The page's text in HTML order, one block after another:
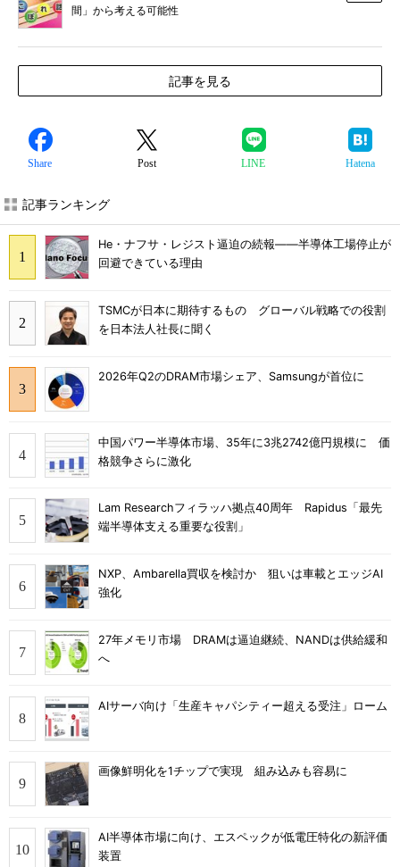
間」から考える可能性
記事を見る
Share Post LINE Hatena
記事ランキング
He・ナフサ・レジスト逼迫の続報――半導体工場停止が
回避できている理由
TSMCが日本に期待するもの グローバル戦略での役割
を日本法人社長に聞く
2026年Q2のDRAM市場シェア、Samsungが首位に
中国パワー半導体市場、35年に3兆2742億円規模に 価
格競争さらに激化
Lam Researchフィラッハ拠点40周年 Rapidus「最先
端半導体支える重要な役割」
NXP、Ambarella買収を検討か 狙いは車載とエッジAI
強化
27年メモリ市場 DRAMは逼迫継続、NANDは供給緩和
へ
AIサーバ向け「生産キャパシティー超える受注」ローム
画像鮮明化を1チップで実現 組み込みも容易に
AI半導体市場に向け、エスペックが低電圧特化の新評価
装置